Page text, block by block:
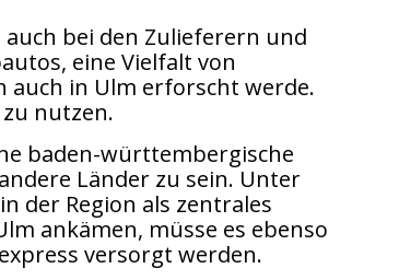
auch bei den Zulieferern und
eine Vielfalt von
auch in Ulm erforscht werde.
nutzen.
baden-württembergische
Länder zu sein. Unter
der Region als zentrales
ankämen, müsse es ebenso
versorgt werden.